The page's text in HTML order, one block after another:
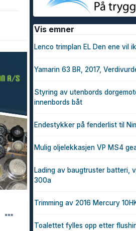
Vis emner
Lenco trimplan EL Den ene vil
Yamarin 63 BR, 2017,
Styring av utenbords
innenbords båt
Endestykker på fenderlist til
Mulig oljelekkasjen VP MS4
Lading av baugtruster batteri,
300a
Trimming av 2016 Mercury
Toalettet fylles opp etter